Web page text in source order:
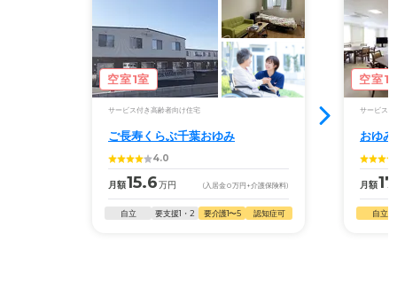
空室1室
サービス付き高齢者向け住宅
ご長寿くらぶ千葉おゆみ
4.0
月額15.6万円 (入居金0万円 +介護保険料)
自立 要支援1・2 要介護1〜5 認知症可
空室1
サービス付
おゆ
月額
自立